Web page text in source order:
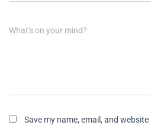
What's on your mind?
Save my name, email, and